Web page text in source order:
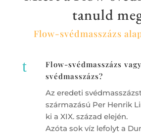
tanuld
Flow-svédmasszázs
t
Flow-svédmasszázs
svédmasszázs?
Az eredeti
származású Per Henrik
ki a XIX. század elején.
Azóta sok víz lefolyt a